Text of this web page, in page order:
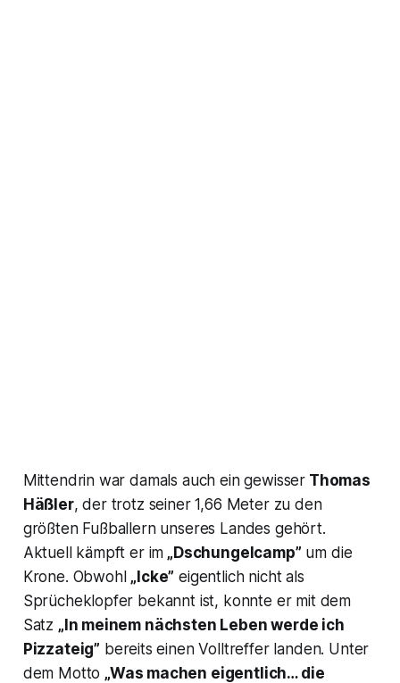
Mittendrin war damals auch ein gewisser Thomas
Häßler, der trotz seiner 1,66 Meter zu den
größten Fußballern unseres Landes gehört.
Aktuell kämpft er im „Dschungelcamp” um die
Krone. Obwohl „Icke” eigentlich nicht als
Sprücheklopfer bekannt ist, konnte er mit dem
Satz „In meinem nächsten Leben werde ich
Pizzateig” bereits einen Volltreffer landen. Unter
dem Motto „Was machen eigentlich… die